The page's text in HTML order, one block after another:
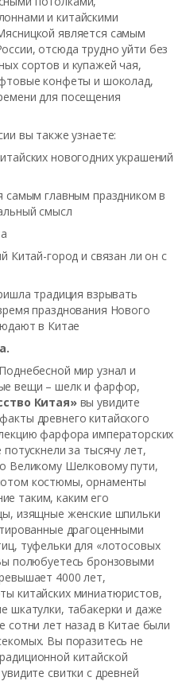
и китайскими
является самым
отсюда трудно уйти без
сортов и купажей чая,
конфеты и шоколад,
для посещения
вы также узнаете:
новогодних украшений
самым главным праздником в
смысл
Китай-город и связан ли он с
традиция взрывать
празднования Нового
в Китае
мир узнал и
вещи – шелк и фарфор,
Китая»вы увидите
древнего китайского
фарфора императорских
за тысячу лет,
Великому Шелковому пути,
костюмы, орнаменты
таким, каким его
изящные женские шпильки
драгоценными
туфельки для «лотосовых
полюбуетесь бронзовыми
4000 лет,
китайских миниатюристов,
шкатулки, табакерки и даже
сотни лет назад в Китае были
Вы поразитесь не
китайской
свитки с древней